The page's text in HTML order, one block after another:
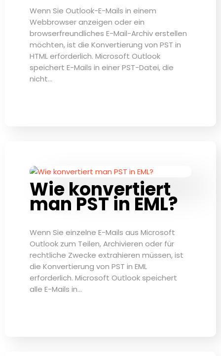
Wenn Sie Outlook-E-Mails in einem
Webbrowser anzeigen oder ein
browserfreundliches E-Mail-Archiv erstellen
möchten, ist die Konvertierung von PST in
HTML erforderlich. Microsoft Outlook
speichert E-Mails in einer PST-Datei, die
nicht…
Wie konvertiert
man PST in EML?
Wenn Sie einzelne E-Mails aus Microsoft
Outlook zum Teilen, Archivieren oder für
rechtliche Zwecke extrahieren müssen, ist
die Konvertierung von PST in EML
erforderlich. Microsoft Outlook speichert
alle E-Mails in…